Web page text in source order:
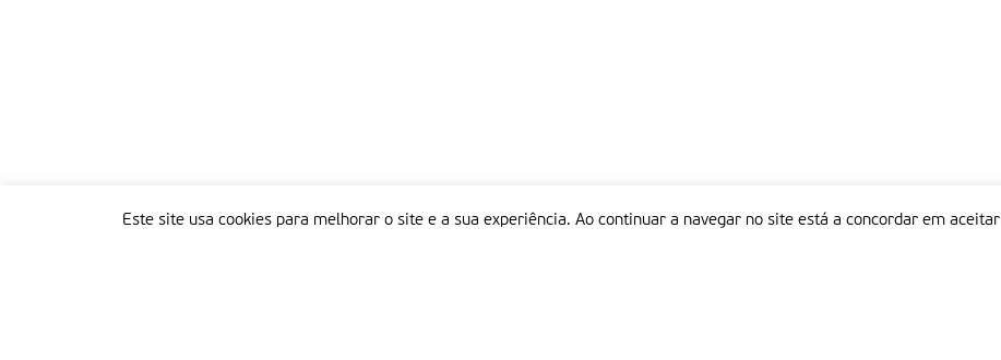
Este site usa cookies para melhorar o site e a sua experiência. Ao continuar a navegar no site está a concordar em